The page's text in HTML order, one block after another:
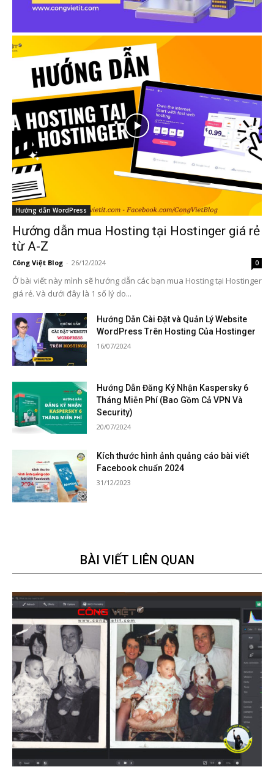
Hướng dẫn WordPress
Hướng dẫn mua Hosting tại Hostinger giá rẻ
từ A-Z
Công Việt Blog - 26/12/2024 0
Ở bài viết này mình sẽ hướng dẫn các bạn mua Hosting tại Hostinger
giá rẻ. Và dưới đây là 1 số lý do...
Hướng Dẫn Cài Đặt và Quản Lý Website
WordPress Trên Hosting Của Hostinger
16/07/2024
Hướng Dẫn Đăng Ký Nhận Kaspersky 6
Tháng Miễn Phí (Bao Gồm Cả VPN Và
Security)
20/07/2024
Kích thước hình ảnh quảng cáo bài viết
Facebook chuẩn 2024
31/12/2023
BÀI VIẾT LIÊN QUAN